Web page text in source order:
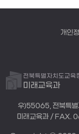
개인
전북특별자치도교육
미래교육과
우)55065, 전북특별
미래교육과 /